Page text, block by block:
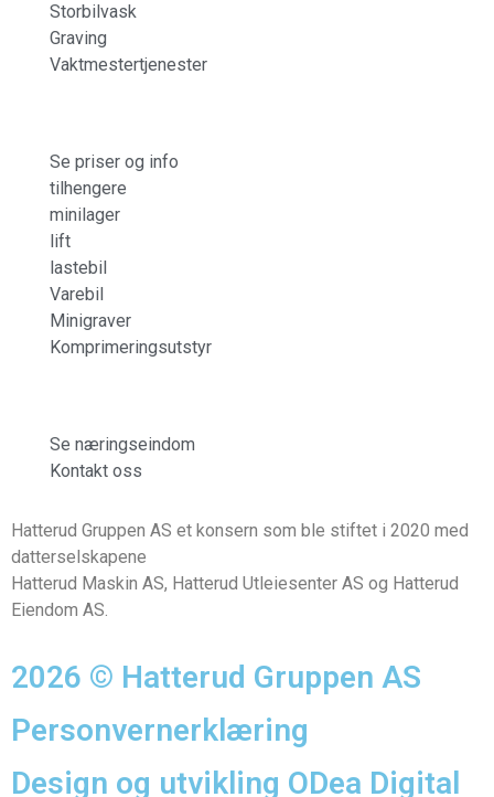
Storbilvask
Graving
Vaktmestertjenester
Se priser og info
tilhengere
minilager
lift
lastebil
Varebil
Minigraver
Komprimeringsutstyr
Se næringseindom
Kontakt oss
Hatterud Gruppen AS et konsern som ble stiftet i 2020 med
datterselskapene
Hatterud Maskin AS, Hatterud Utleiesenter AS og Hatterud
Eiendom AS.
2026 © Hatterud Gruppen AS
Personvernerklæring
Design og utvikling ODea Digital